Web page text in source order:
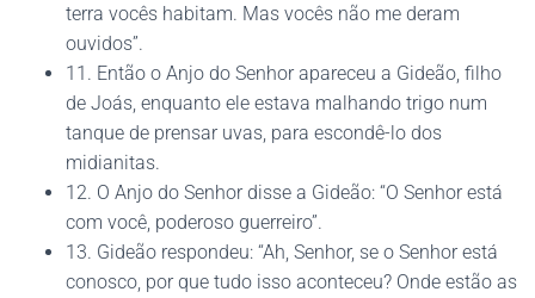
terra vocês habitam. Mas vocês não me deram
ouvidos”.
11. Então o Anjo do Senhor apareceu a Gideão, filho
de Joás, enquanto ele estava malhando trigo num
tanque de prensar uvas, para escondê-lo dos
midianitas.
12. O Anjo do Senhor disse a Gideão: “O Senhor está
com você, poderoso guerreiro”.
13. Gideão respondeu: “Ah, Senhor, se o Senhor está
conosco, por que tudo isso aconteceu? Onde estão as